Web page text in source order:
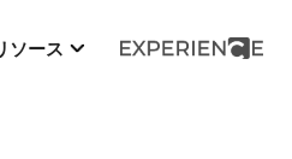
ソース